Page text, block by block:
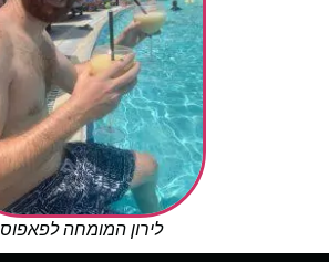
לירון המומחה לפאפוס